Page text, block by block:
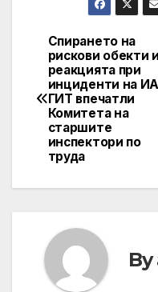
Post
navigation
Спирането на
рискови обекти и
реакцията при
инциденти на ИА
ГИТ впечатли
Комитета на
старшите
инспектори по
труда
By